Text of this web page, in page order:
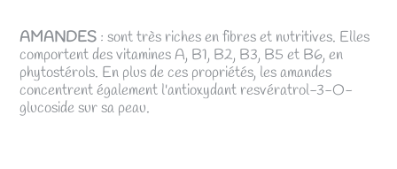
AMANDES : sont très riches en fibres et nutritives. Elles
comportent des vitamines A, B1, B2, B3, B5 et B6, en
phytostérols. En plus de ces propriétés, les amandes
concentrent également l'antioxydant resvératrol-3-O-
glucoside sur sa peau.